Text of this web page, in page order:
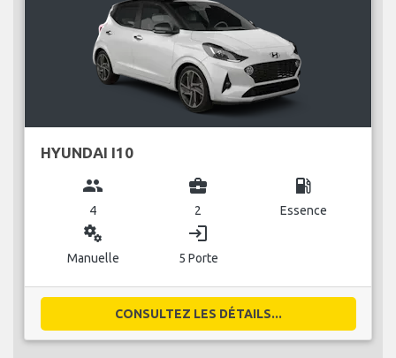
HYUNDAI I10
group
4
business_center
2
local_gas_station
Essence
miscellaneous_services
Manuelle
login
5 Porte
CONSULTEZ LES DÉTAILS...